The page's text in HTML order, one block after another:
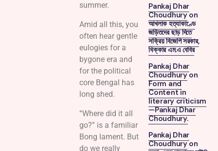
summer.
Amid all this, you
often hear gentle
eulogies for a
bygone era and
for the political
core Bengal has
long shed.
“Where did it all
go?” is a familiar
Bong lament. But
do we really
Pankaj Dhar
Choudhuryon
আখলাক হত্যাকাণ্ডে
জড়িতদের ছাড় দিতে
সক্রিয় বিজেপি সরকার,
ধিক্কার এম.এ বেবির
Pankaj Dhar
Choudhuryon
Form and
Content in
literary criticism
—Pankaj Dhar
Choudhury.
Pankaj Dhar
Choudhuryon